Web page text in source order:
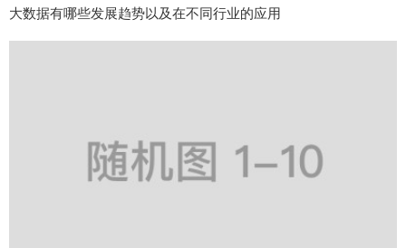
大数据有哪些发展趋势以及在不同行业的应用